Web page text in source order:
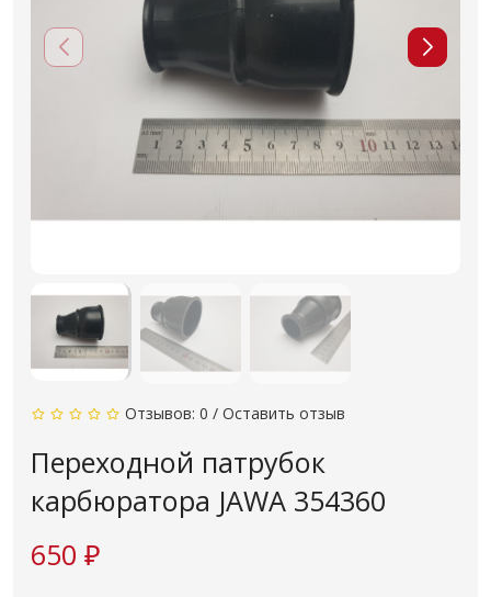
Отзывов: 0 / Оставить отзыв
Переходной патрубок
карбюратора JAWA 354360
650 ₽